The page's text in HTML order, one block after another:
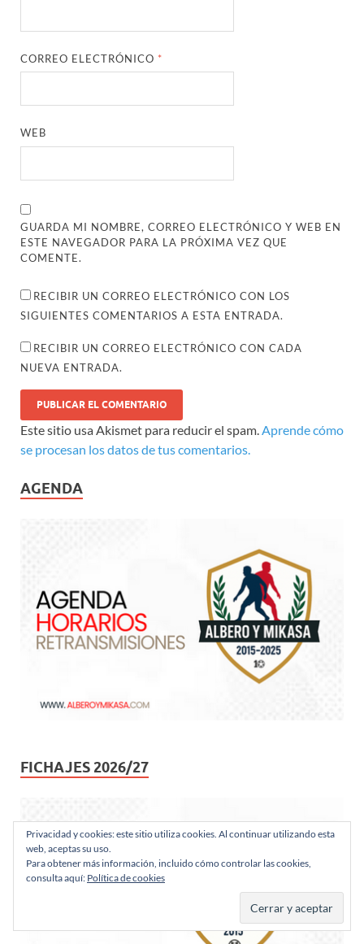
CORREO ELECTRÓNICO *
WEB
GUARDA MI NOMBRE, CORREO ELECTRÓNICO Y WEB EN
ESTE NAVEGADOR PARA LA PRÓXIMA VEZ QUE
COMENTE.
RECIBIR UN CORREO ELECTRÓNICO CON LOS
SIGUIENTES COMENTARIOS A ESTA ENTRADA.
RECIBIR UN CORREO ELECTRÓNICO CON CADA
NUEVA ENTRADA.
Este sitio usa Akismet para reducir el spam. Aprende cómo
se procesan los datos de tus comentarios.
AGENDA
FICHAJES 2026/27
Privacidad y cookies: este sitio utiliza cookies. Al continuar utilizando esta
web, aceptas su uso.
Para obtener más información, incluido cómo controlar las cookies,
consulta aquí: Política de cookies